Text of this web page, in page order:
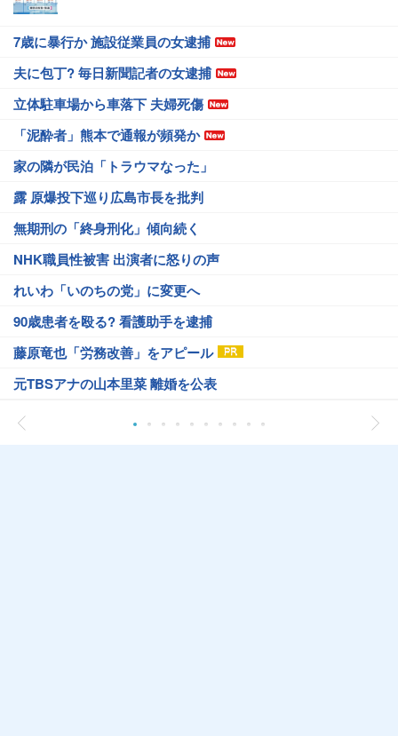
7歳に暴行か 施設従業員の女逮捕
夫に包丁? 毎日新聞記者の女逮捕
立体駐車場から車落下 夫婦死傷
「泥酔者」熊本で通報が頻発か
家の隣が民泊「トラウマなった」
露 原爆投下巡り広島市長を批判
無期刑の「終身刑化」傾向続く
NHK職員性被害 出演者に怒りの声
れいわ「いのちの党」に変更へ
90歳患者を殴る? 看護助手を逮捕
藤原竜也「労務改善」をアピール
元TBSアナの山本里菜 離婚を公表